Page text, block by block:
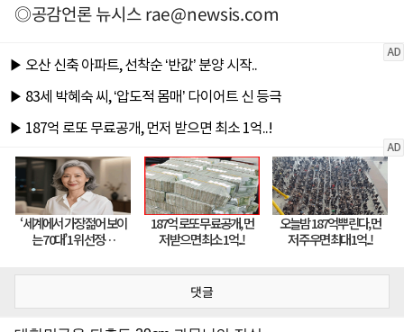
◎공감언론 뉴시스rae@newsis.com
댓글